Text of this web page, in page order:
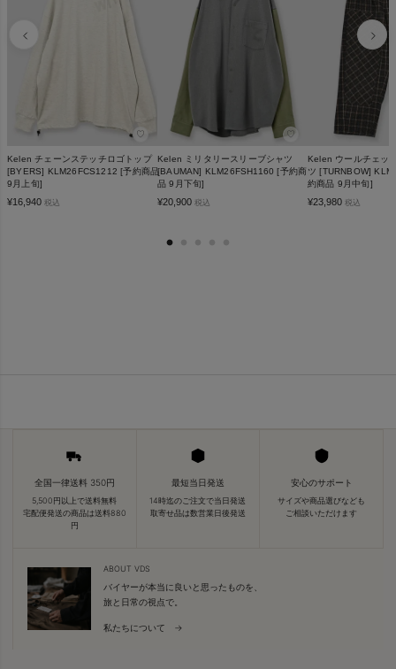
♡
Kelen チェーンステッチロゴトップ
[BYERS] KLM26FCS1212 [予約商品
9月上旬]
¥16,940 税込
♡
Kelen ミリタリースリーブシャツ
[BAUMAN] KLM26FSH1160 [予約商
品 9月下旬]
¥20,900 税込
Kelen ウールチェッ
ツ [TURNBOW]
約商品 9月中旬]
¥23,980 税込
全国一律送料 350円
5,500円以上で送料無料
宅配便発送の商品は送料880
円
最短当日発送
14時迄のご注文で当日発送
取寄せ品は数営業日後発送
安心のサポート
サイズや商品選びなども
ご相談いただけます
ABOUT VDS
バイヤーが本当に良いと思ったものを、
旅と日常の視点で。
私たちについて →